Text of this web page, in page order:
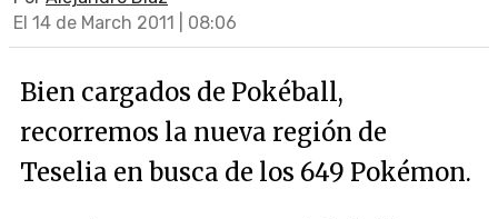
El 14 de March 2011 | 08:06
Bien cargados de Pokéball,
recorremos la nueva región de
Teselia en busca de los 649 Pokémon.